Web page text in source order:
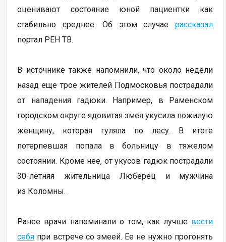
оценивают состояние юной пациентки как
стабильно среднее. Об этом случаерассказал
портал РЕН ТВ.
В источнике также напомнили, что около недели
назад еще трое жителей Подмосковья пострадали
от нападения гадюки. Например, в Раменском
городском округе ядовитая змея укусила пожилую
женщину, которая гуляла по лесу. В итоге
потерпевшая попала в больницу в тяжелом
состоянии. Кроме нее, от укусов гадюк пострадали
30-летняя жительница Люберец и мужчина
из Коломны.
Ранее врачи напоминали о том, как лучше вести
себя при встрече со змеей. Ее не нужно прогонять